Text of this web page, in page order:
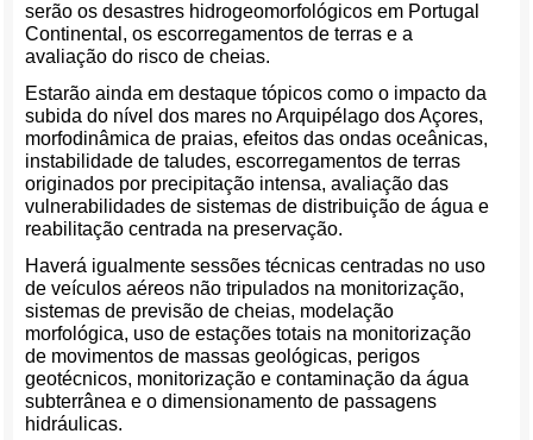
serão os desastres hidrogeomorfológicos em Portugal
Continental, os escorregamentos de terras e a
avaliação do risco de cheias.
Estarão ainda em destaque tópicos como o impacto da
subida do nível dos mares no Arquipélago dos Açores,
morfodinâmica de praias, efeitos das ondas oceânicas,
instabilidade de taludes, escorregamentos de terras
originados por precipitação intensa, avaliação das
vulnerabilidades de sistemas de distribuição de água e
reabilitação centrada na preservação.
Haverá igualmente sessões técnicas centradas no uso
de veículos aéreos não tripulados na monitorização,
sistemas de previsão de cheias, modelação
morfológica, uso de estações totais na monitorização
de movimentos de massas geológicas, perigos
geotécnicos, monitorização e contaminação da água
subterrânea e o dimensionamento de passagens
hidráulicas.